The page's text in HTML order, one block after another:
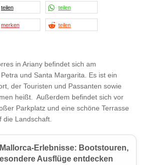
teilen teilen
merken teilen
in Ariany befindet sich am
und Santa Margarita. Es ist ein
der Touristen und Passanten sowie
heißt. Außerdem befindet sich vor
Parkplatz und eine schöne Terrasse
die Landschaft.
Erlebnisse: Bootstouren,
Ausflüge entdecken